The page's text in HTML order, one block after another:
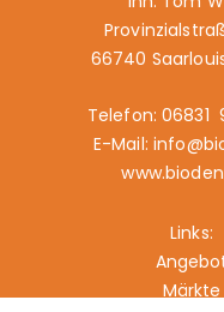
66740
Telefon: 06831
E-Mail:
Links:
Märkte